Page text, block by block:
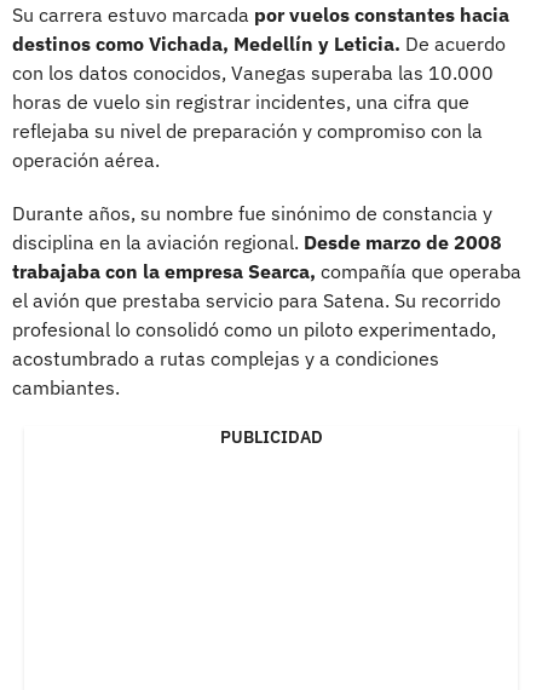
Su carrera estuvo marcada por vuelos constantes hacia
destinos como Vichada, Medellín y Leticia. De acuerdo
con los datos conocidos, Vanegas superaba las 10.000
horas de vuelo sin registrar incidentes, una cifra que
reflejaba su nivel de preparación y compromiso con la
operación aérea.
Durante años, su nombre fue sinónimo de constancia y
disciplina en la aviación regional. Desde marzo de 2008
trabajaba con la empresa Searca, compañía que operaba
el avión que prestaba servicio para Satena. Su recorrido
profesional lo consolidó como un piloto experimentado,
acostumbrado a rutas complejas y a condiciones
cambiantes.
PUBLICIDAD